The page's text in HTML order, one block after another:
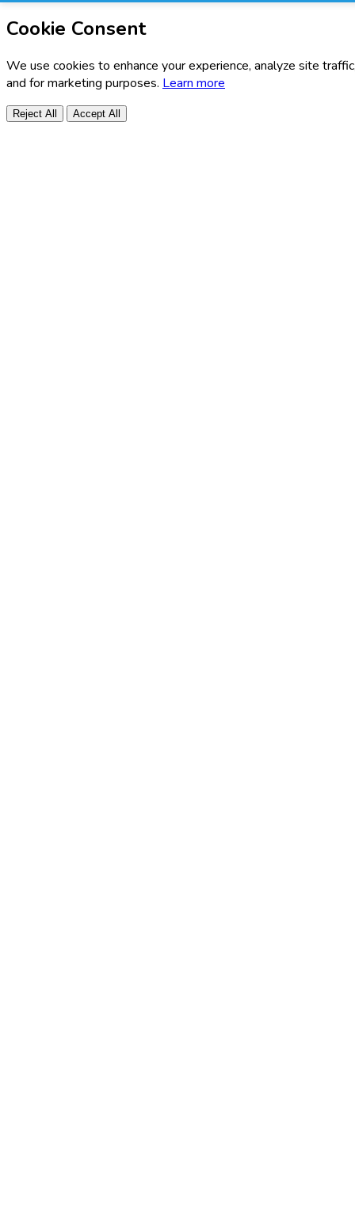
Cookie Consent
We use cookies to enhance your experience, analyze site
and for marketing purposes. Learn more
Reject All Accept All